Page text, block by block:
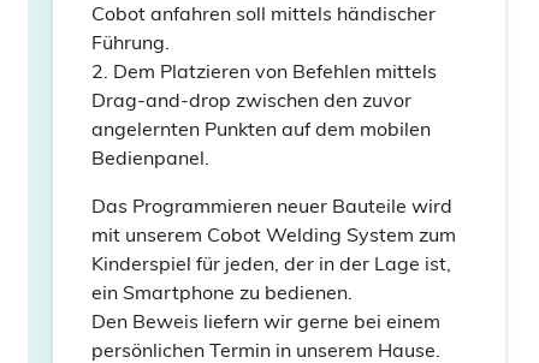
Cobot anfahren soll mittels händischer
Führung.
2. Dem Platzieren von Befehlen mittels
Drag-and-drop zwischen den zuvor
angelernten Punkten auf dem mobilen
Bedienpanel.
Das Programmieren neuer Bauteile wird
mit unserem Cobot Welding System zum
Kinderspiel für jeden, der in der Lage ist,
ein Smartphone zu bedienen.
Den Beweis liefern wir gerne bei einem
persönlichen Termin in unserem Hause.